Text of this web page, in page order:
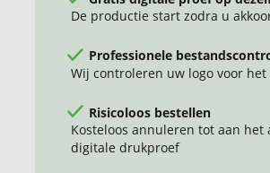
katoenDe productie start zodra u
Professionele
Wij controleren uw logo voor
Risicoloos bestellen
Kosteloos annuleren tot aan het
digitale drukproef